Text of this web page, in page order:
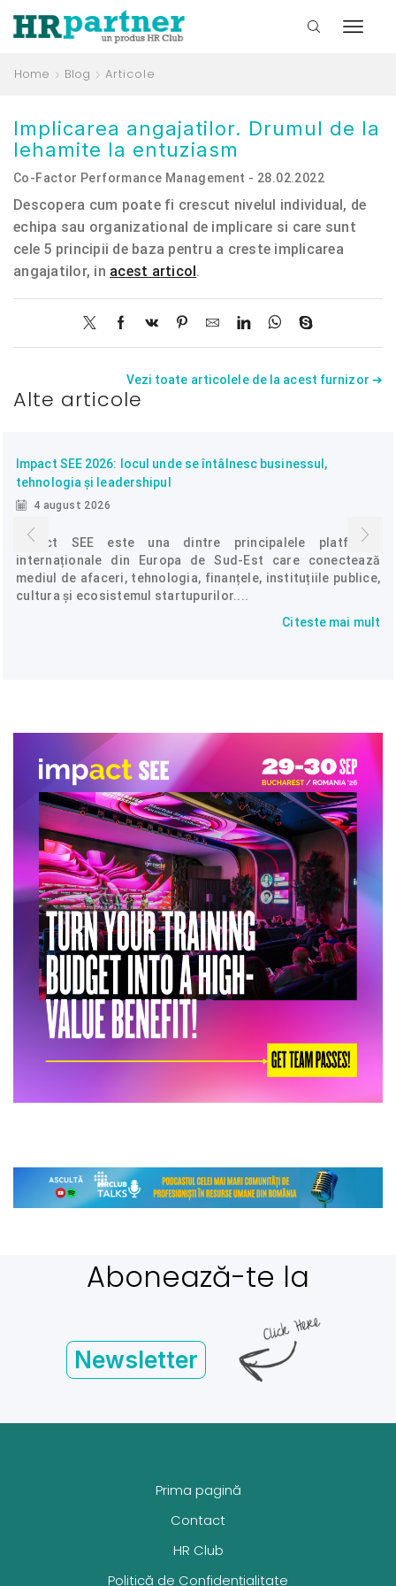
Home Blog Articole
Implicarea angajatilor. Drumul de la
lehamite la entuziasm
Co-Factor Performance Management - 28.02.2022
Descopera cum poate fi crescut nivelul individual, de
echipa sau organizational de implicare si care sunt
cele 5 principii de baza pentru a creste implicarea
angajatilor, in acest articol.
Vezi toate articolele de la acest furnizor ➔
Alte articole
Impact SEE 2026: locul unde se întâlnesc businessul,
tehnologia și leadershipul
4 august 2026
Impact SEE este una dintre principalele platforme
internaționale din Europa de Sud-Est care conectează
mediul de afaceri, tehnologia, finanțele, instituțiile publice,
cultura și ecosistemul startupurilor....
Citeste mai mult
Abonează-te la
Newsletter
Prima pagină
Contact
HR Club
Politică de Confidențialitate